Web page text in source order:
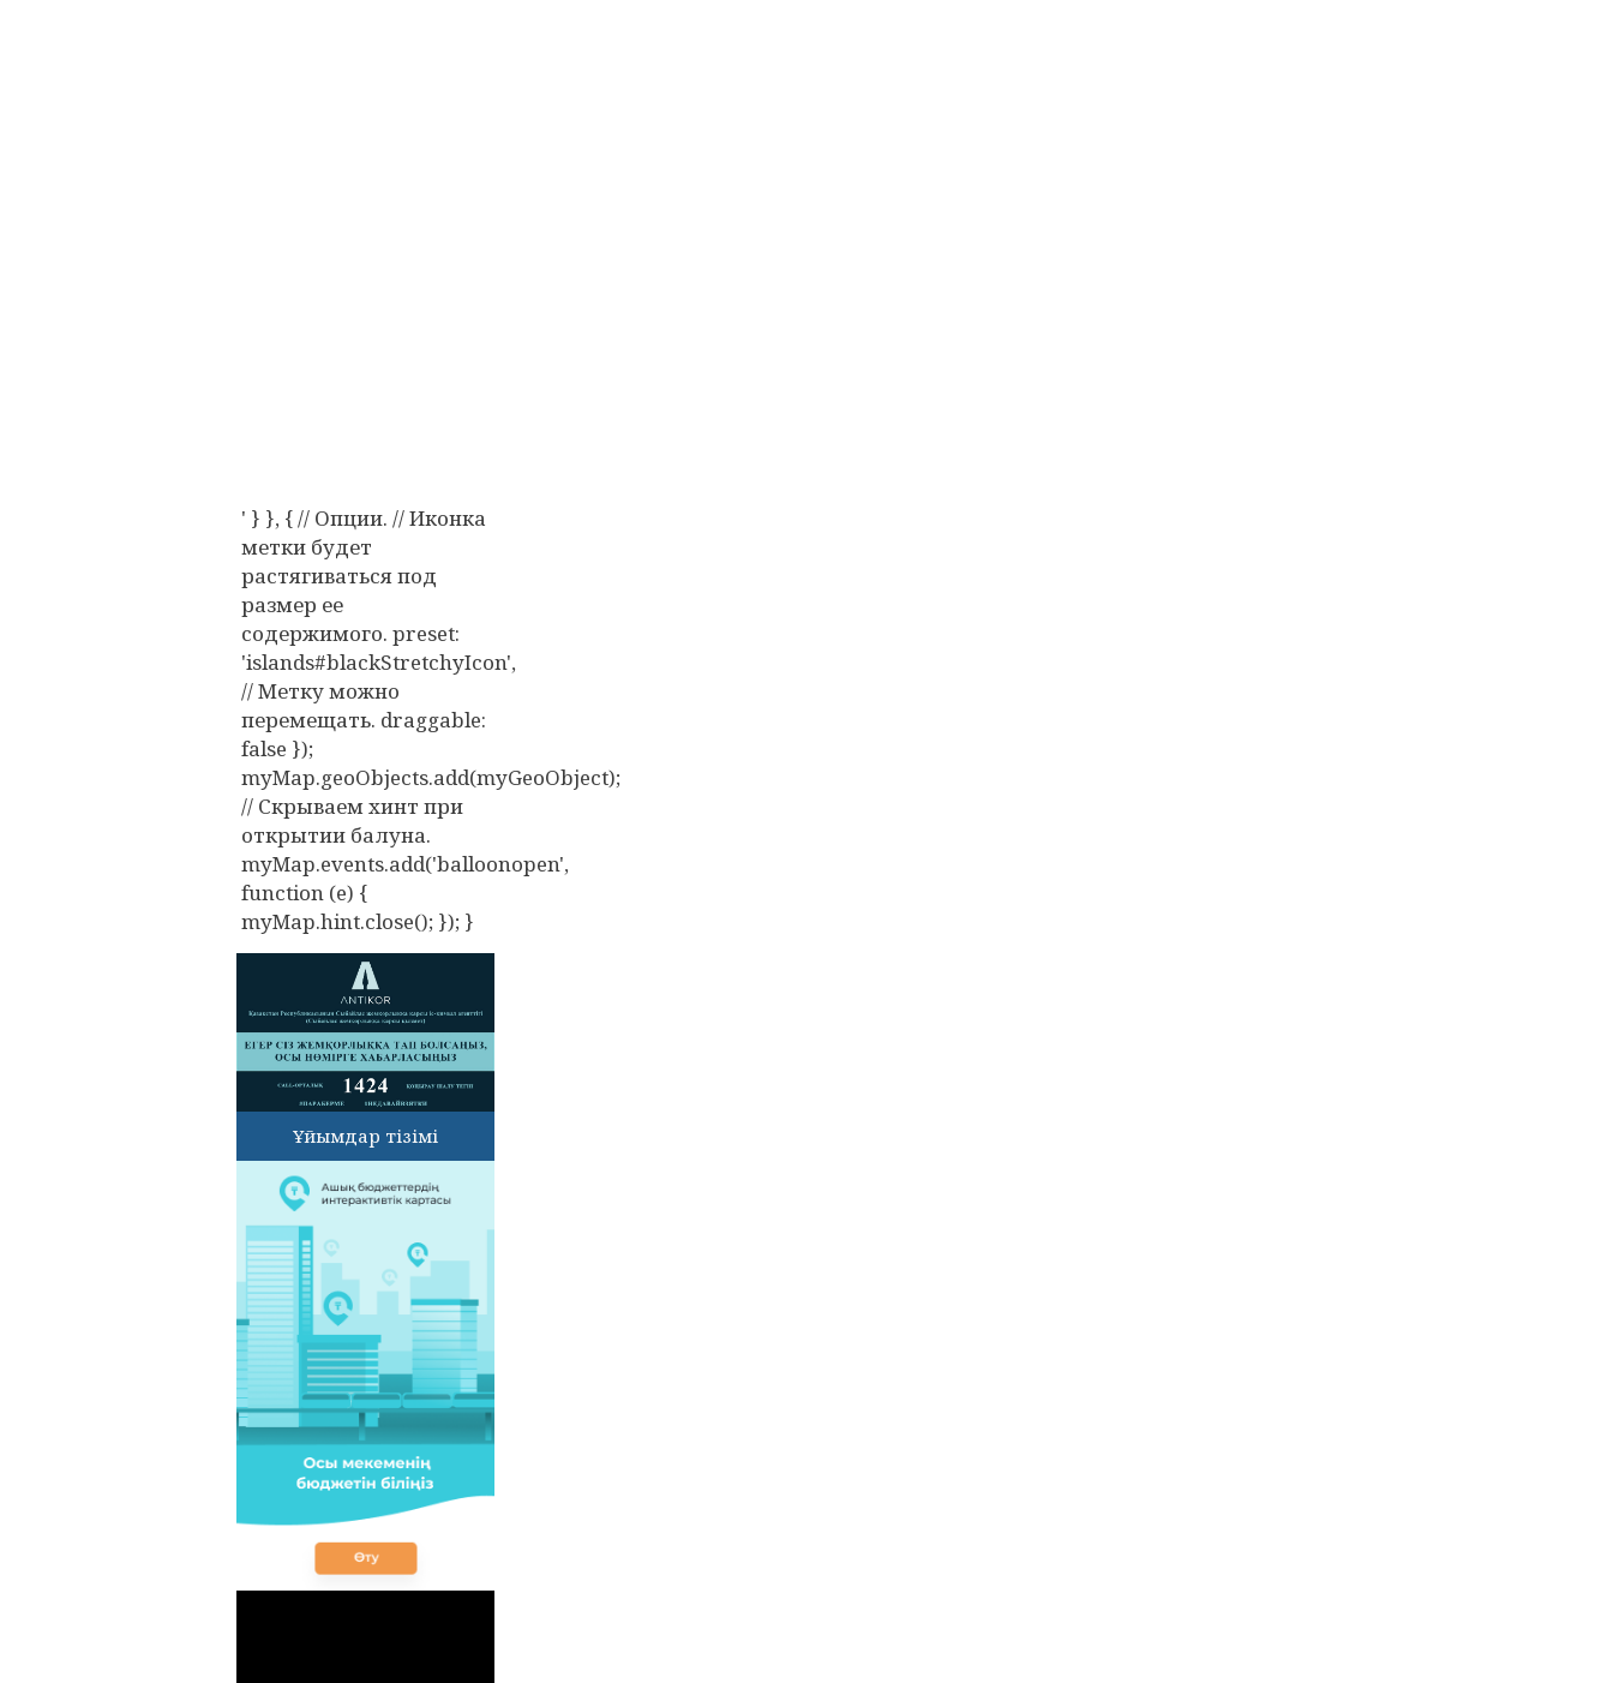
' } }, { // Опции. // Иконка
метки будет
растягиваться под
размер ее
содержимого. preset:
'islands#blackStretchyIcon',
// Метку можно
перемещать. draggable:
false });
myMap.geoObjects.add(myGeoObject);
// Скрываем хинт при
открытии балуна.
myMap.events.add('balloonopen',
function (e) {
myMap.hint.close(); }); }
Ұйымдар тізімі